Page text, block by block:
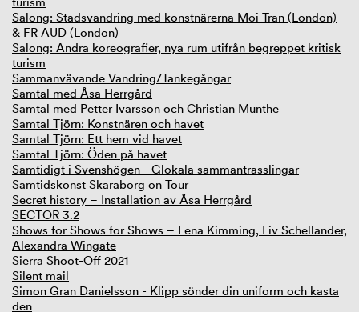
Salong: Stadsvandring med konstnärerna Moi Tran (London)
& FR AUD (London)
Salong: Andra koreografier, nya rum utifrån begreppet kritisk
turism
Sammanvävande Vandring/Tankegångar
Samtal med Åsa Herrgård
Samtal med Petter Ivarsson och Christian Munthe
Samtal Tjörn: Konstnären och havet
Samtal Tjörn: Ett hem vid havet
Samtal Tjörn: Öden på havet
Samtidigt i Svenshögen - Glokala sammantrasslingar
Samtidskonst Skaraborg on Tour
Secret history – Installation av Åsa Herrgård
SECTOR 3.2
Shows for Shows for Shows – Lena Kimming, Liv Schellander,
Alexandra Wingate
Sierra Shoot-Off 2021
Silent mail
Simon Gran Danielsson - Klipp sönder din uniform och kasta
den